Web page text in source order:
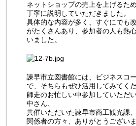
ネットショップの売上を上げるた
丁寧に説明していただきました。
具体的な内容が多く、すぐにでも
がたくさんあり、参加者の人も熱
いました。
諫早市立図書館には、ビジネスコ
で、そちらもぜひ活用してみてくだ
師走のお忙しい中参加していただ
中さん、
共催いただいた諫早市商工観光課
関係者の方々、ありがとうございま